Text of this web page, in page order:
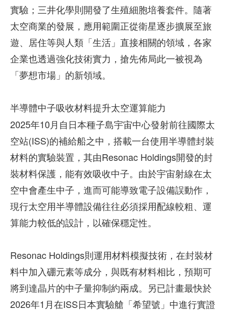
實驗；三井化學則開發了生殖細胞培養套件。隨著
太空商業的發展，應用範圍正從衛星逐步擴展至旅
遊、居住等與人類「生活」直接相關的領域，各家
企業也透過強化技術實力，搶先佈局此一被視為
「夢想市場」的新領域。
半導體中子吸收材料提升太空運算能力
2025年10月自日本種子島宇宙中心發射前往國際太
空站(ISS)的補給船之中，搭載一台使用半導體封裝
材料的實驗裝置，其由Resonac Holdings開發的封
裝材料保護，能有效吸收中子。由於宇宙射線在太
空中會產生中子，進而可能導致電子設備誤動作，
現行太空用半導體設備往往必須採用配線較粗、運
算能力較低的設計，以確保穩定性。
Resonac Holdings則運用材料模擬技術，在封裝材
料中加入硼元素等成分，與既有材料相比，預期可
將到達晶片的中子量抑制約兩成。另已計畫最快於
2026年1月在ISS日本實驗艙「希望號」中進行實證